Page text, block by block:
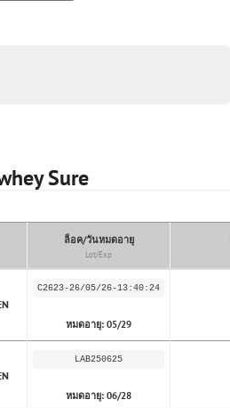
- 45 นาที
ยไฟกลาง จนเนื้อสัตว์สุก
ขียวหวาน !
รสชาติเข้มข้นถึงเครื่อง
รสชาติโรงพยาบาลเป็นมื้ออร่อย
ผัด หมัก แกง ก็ได้แล้วแต่ใจนึก!!
ต่อช้อน
ก USA เป็นวัตถุดิบหลักของส่วน
Sure
ล็อค/วันหมดอายุ
Lot/Exp
C2623-26/05/26-13:40:24
หมดอายุ: 05/29
LAB250625
หมดอายุ: 06/28